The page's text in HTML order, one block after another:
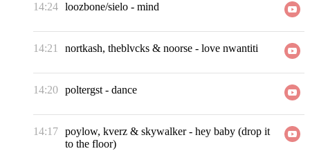
14:24 loozbone/sielo - mind
14:21 nortkash, theblvcks & noorse - love nwantiti
14:20 poltergst - dance
14:17 poylow, kverz & skywalker- hey baby (drop it
to the floor)